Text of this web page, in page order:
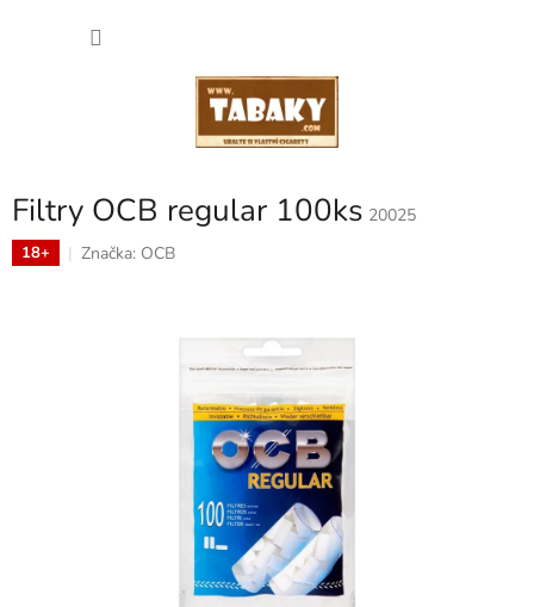
Filtry OCB regular 100ks 20025
18+ Značka: OCB